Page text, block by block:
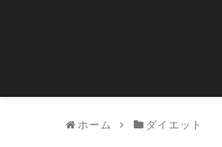
ホーム ダイエット